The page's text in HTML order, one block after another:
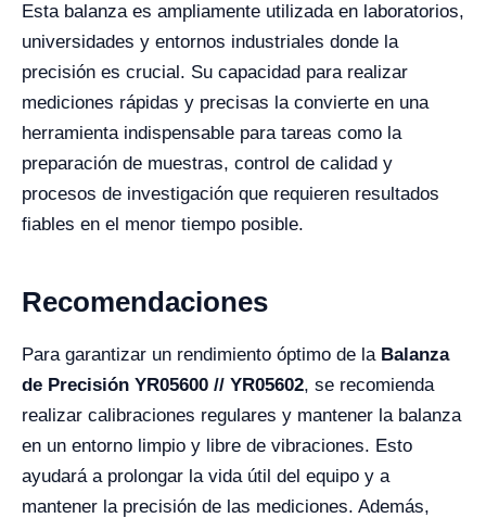
Esta balanza es ampliamente utilizada en laboratorios,
universidades y entornos industriales donde la
precisión es crucial. Su capacidad para realizar
mediciones rápidas y precisas la convierte en una
herramienta indispensable para tareas como la
preparación de muestras, control de calidad y
procesos de investigación que requieren resultados
fiables en el menor tiempo posible.
Recomendaciones
Para garantizar un rendimiento óptimo de la Balanza
de Precisión YR05600 // YR05602, se recomienda
realizar calibraciones regulares y mantener la balanza
en un entorno limpio y libre de vibraciones. Esto
ayudará a prolongar la vida útil del equipo y a
mantener la precisión de las mediciones. Además,